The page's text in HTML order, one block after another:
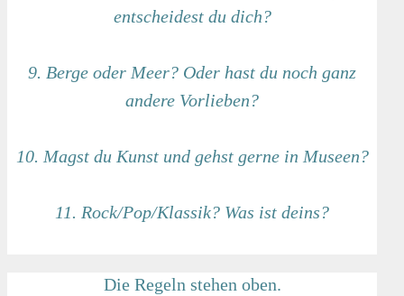
entscheidest du dich?
9. Berge oder Meer? Oder hast du noch ganz
andere Vorlieben?
10. Magst du Kunst und gehst gerne in Museen?
11. Rock/Pop/Klassik? Was ist deins?
Die Regeln stehen oben.